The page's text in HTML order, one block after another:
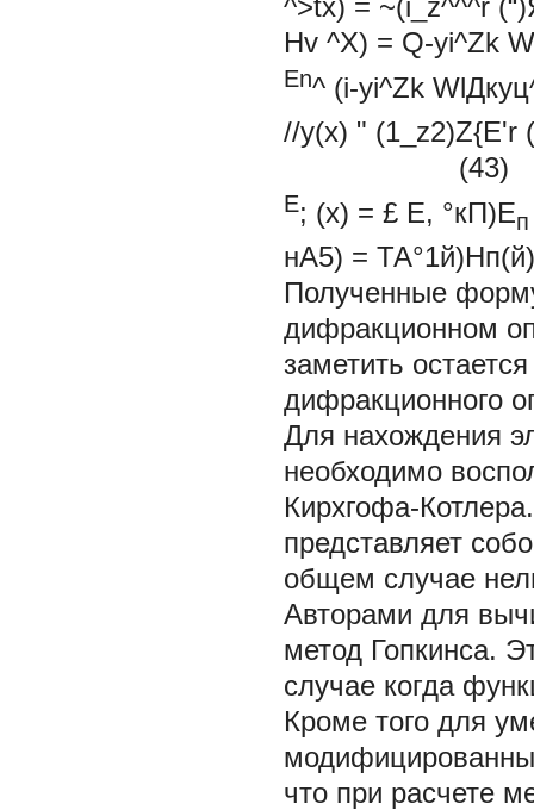
^>tx) = ~(i_z^^^r
Hv ^Х) = Q-yi^Zk
En^ (i-yi^Zk
//у(х) " (1_z2)Z{E'r
(43)
E; (x) = £ E, °кП)Еп
нA5) =
Полученные
дифракционном
заметить
дифракционного
Для нахождения
необходимо
Кирхгофа-
представляет
общем случае
Авторами для
метод Гопкинса.
случае когда
Кроме того для
что при расчете